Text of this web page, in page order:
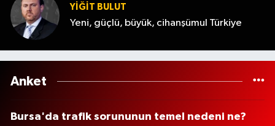
YİĞİT BULUT
Yeni, güçlü, büyük, cihanşümul Türkiye
Anket
Bursa'da trafik sorununun temel nedeni ne?